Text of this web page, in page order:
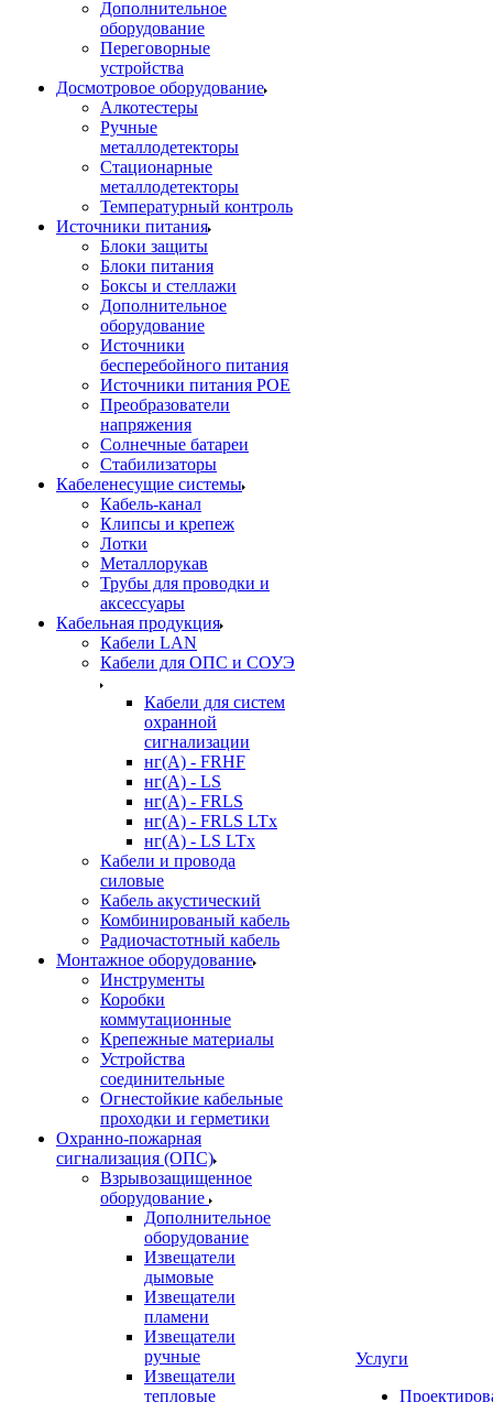
Дополнительное
оборудование
Переговорные
устройства
Досмотровое оборудование
Алкотестеры
Ручные
металлодетекторы
Стационарные
металлодетекторы
Температурный контроль
Источники питания
Блоки защиты
Блоки питания
Боксы и стеллажи
Дополнительное
оборудование
Источники
бесперебойного питания
Источники питания POE
Преобразователи
напряжения
Солнечные батареи
Стабилизаторы
Кабеленесущие системы
Кабель-канал
Клипсы и крепеж
Лотки
Металлорукав
Трубы для проводки и
аксессуары
Кабельная продукция
Кабели LAN
Кабели для ОПС и СОУЭ
Кабели для систем
охранной
сигнализации
нг(A) - FRHF
нг(A) - LS
нг(А) - FRLS
нг(А) - FRLS LTx
нг(А) - LS LTx
Кабели и провода
силовые
Кабель акустический
Комбинированый кабель
Радиочастотный кабель
Монтажное оборудование
Инструменты
Коробки
коммутационные
Крепежные материалы
Устройства
соединительные
Огнестойкие кабельные
проходки и герметики
Охранно-пожарная
сигнализация (ОПС)
Взрывозащищенное
оборудование
Дополнительное
оборудование
Извещатели
дымовые
Извещатели
пламени
Извещатели
ручные
Извещатели
тепловые
Услуги